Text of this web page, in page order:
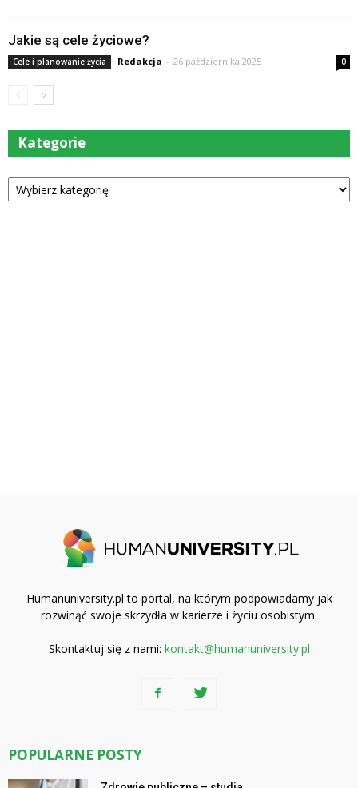
Jakie są cele życiowe?
Cele i planowanie życia Redakcja - 26 października 2025 0
Kategorie
Kategorie
Humanuniversity.pl to portal, na którym podpowiadamy jak
rozwinąć swoje skrzydła w karierze i życiu osobistym.
Skontaktuj się z nami: kontakt@humanuniversity.pl
POPULARNE POSTY